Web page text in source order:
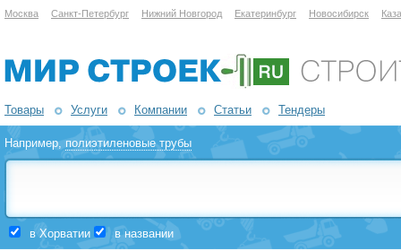
Москва Санкт-Петербург Нижний Новгород Екатеринбург Новосибирск
Товары Услуги Компании Статьи Тендеры
Например,полиэтиленовые трубы
в Хорватии в названии